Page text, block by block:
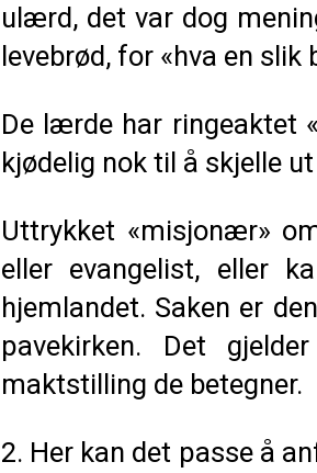
ulærd, det var dog
levebrød, for «hva en
De lærde har ringeaktet
kjødelig nok til å skjelle
Uttrykket «misjonær»
eller evangelist, eller
hjemlandet. Saken er
pavekirken. Det
maktstilling de betegner.
2. Her kan det passe å